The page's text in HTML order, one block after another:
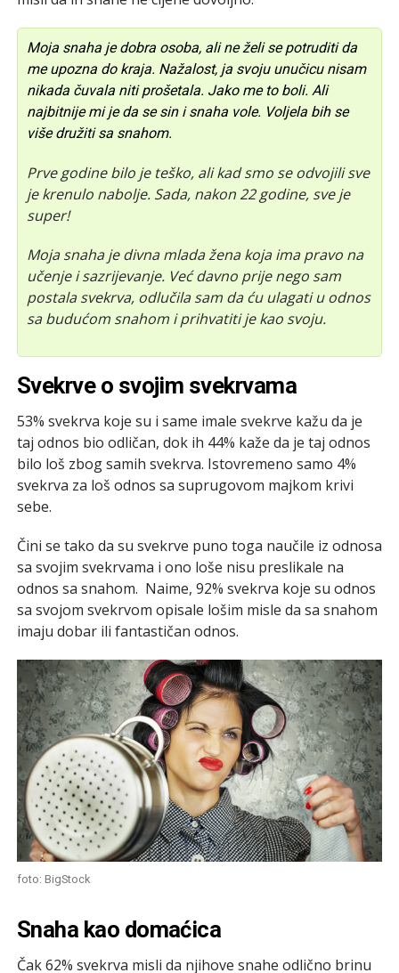
Moja snaha je dobra osoba, ali ne želi se potruditi da
me upozna do kraja. Nažalost, ja svoju unučicu nisam
nikada čuvala niti prošetala. Jako me to boli. Ali
najbitnije mi je da se sin i snaha vole. Voljela bih se
više družiti sa snahom.
Prve godine bilo je teško, ali kad smo se odvojili sve
je krenulo nabolje. Sada, nakon 22 godine, sve je
super!
Moja snaha je divna mlada žena koja ima pravo na
učenje i sazrijevanje. Već davno prije nego sam
postala svekrva, odlučila sam da ću ulagati u odnos
sa budućom snahom i prihvatiti je kao svoju.
Svekrve o svojim svekrvama
53% svekrva koje su i same imale svekrve kažu da je
taj odnos bio odličan, dok ih 44% kaže da je taj odnos
bilo loš zbog samih svekrva. Istovremeno samo 4%
svekrva za loš odnos sa suprugovom majkom krivi
sebe.
Čini se tako da su svekrve puno toga naučile iz odnosa
sa svojim svekrvama i ono loše nisu preslikale na
odnos sa snahom. Naime, 92% svekrva koje su odnos
sa svojom svekrvom opisale lošim misle da sa snahom
imaju dobar ili fantastičan odnos.
foto: BigStock
Snaha kao domaćica
Čak 62% svekrva misli da njihove snahe odlično brinu